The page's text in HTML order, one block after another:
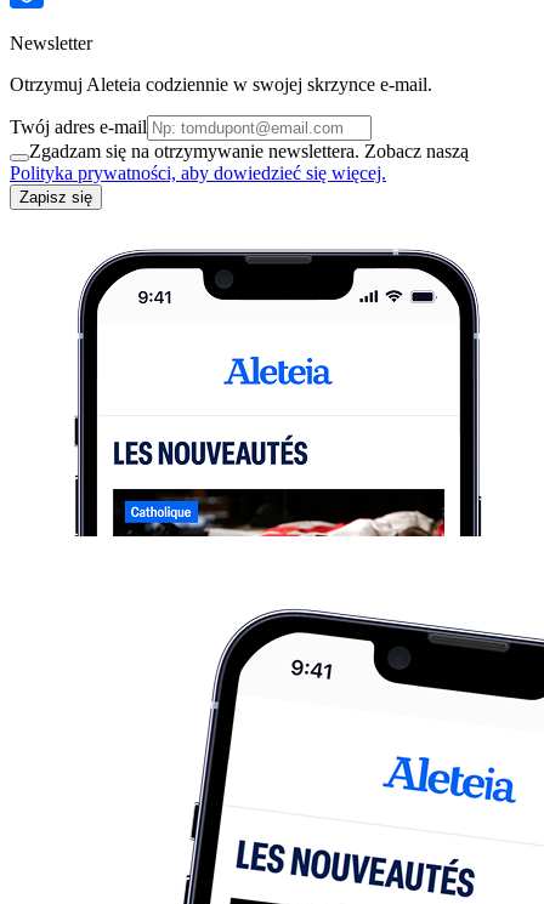
Newsletter
Otrzymuj Aleteia codziennie w swojej skrzynce e-mail.
Twój adres e-mail
Zgadzam się na otrzymywanie newslettera. Zobacz naszą
Polityka prywatności, aby dowiedzieć się więcej.
Zapisz się